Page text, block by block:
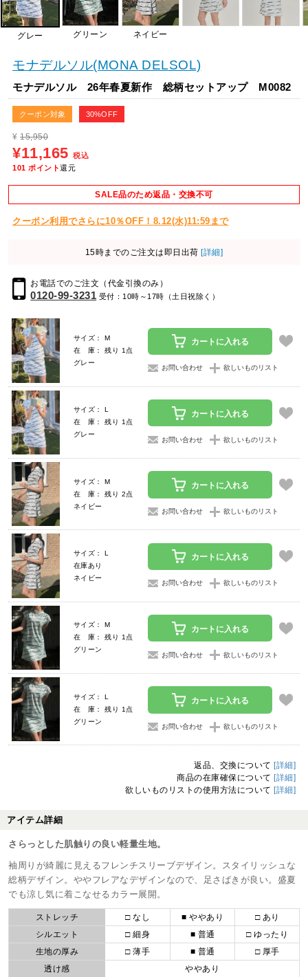
グレー グリーン ネイビー
モナデルソル(MONA DELSOL)
モナデルソル 26年春夏新作 総柄セットアップ M0082
クーポン対象 30%OFF
¥ 15,950
¥11,165 税込
101 ポイント還元
SALE品のため返品・交換不可
クーポン利用でさらに10％OFF！8.12(水)11:59まで
15時までのご注文は即日出荷 [詳細]
お電話でのご注文（代金引換のみ）
0120-99-3231 受付：10時～17時（土日祝除く）
サイズ： M
在 庫： 残り 1点
グレー
カートに入れる
お問い合わせ 欲しいものリスト
サイズ： L
在 庫： 残り 1点
グレー
カートに入れる
お問い合わせ 欲しいものリスト
サイズ： M
在 庫： 残り 2点
ネイビー
カートに入れる
お問い合わせ 欲しいものリスト
サイズ： L
在庫あり
ネイビー
カートに入れる
お問い合わせ 欲しいものリスト
サイズ： M
在 庫： 残り 1点
グリーン
カートに入れる
お問い合わせ 欲しいものリスト
サイズ： L
在 庫： 残り 1点
グリーン
カートに入れる
お問い合わせ 欲しいものリスト
返品、交換について [詳細]
商品の在庫確保について [詳細]
欲しいものリストの使用方法について [詳細]
アイテム詳細
さらっとした肌触りの良い軽量生地。
袖周りが綺麗に見えるフレンチスリーブデザイン。スタイリッシュな
総柄デザイン。ややフレアなデザインなので、足さばきが良い。盛夏
でも涼し気に着こなせるカラー展開。
ストレッチ □ なし ■ ややあり
□ あり
シルエット
□ 細身 ■ 普通
□ ゆったり
生地の厚み
□ 薄手 ■ 普通
□ 厚手
透け感
ややあり